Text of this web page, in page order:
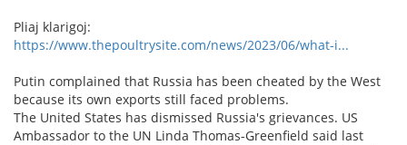
Pliaj klarigoj:
https://www.thepoultrysite.com/news/2023/06/what-i...
Putin complained that Russia has been cheated by the West
because its own exports still faced problems.
The United States has dismissed Russia's grievances. US
Ambassador to the UN Linda Thomas-Greenfield said last